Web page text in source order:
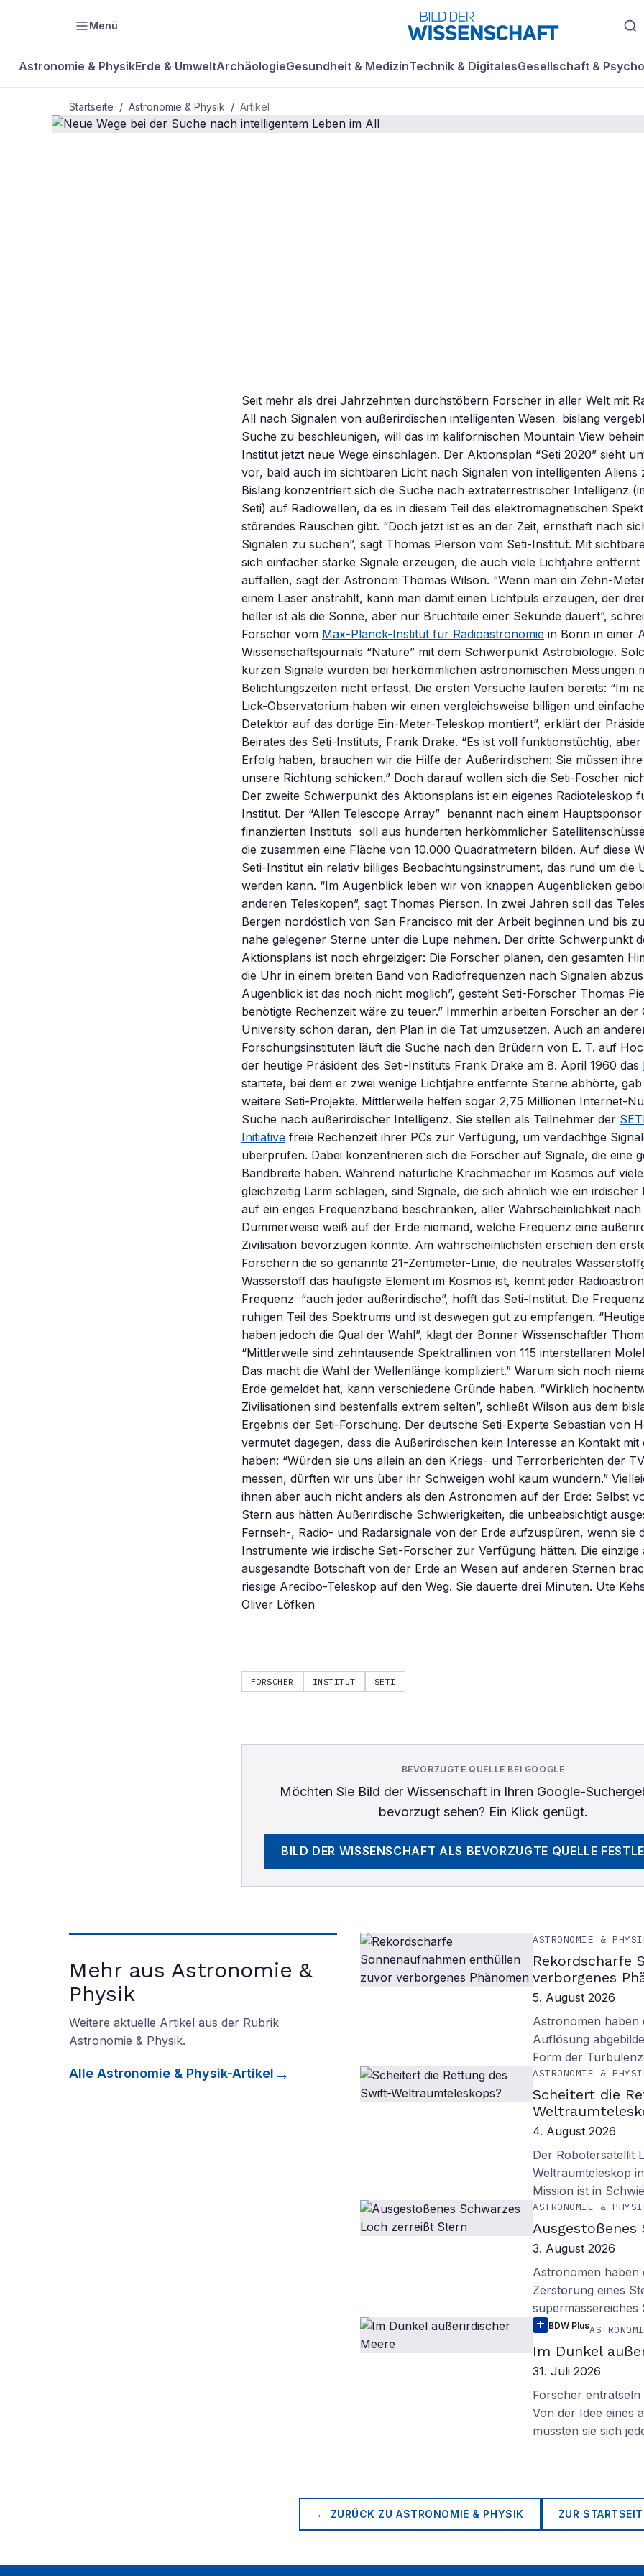
Menü
Astronomie & PhysikErde & UmweltArchäologieGesundheit & MedizinTechnik & DigitalesGesellschaft &
Startseite / Astronomie & Physik / Artikel
Seit mehr als drei Jahrzehnten durchstöbern Forscher in aller Welt mit
All nach Signalen von außerirdischen intelligenten Wesen  bislang
Suche zu beschleunigen, will das im kalifornischen Mountain View
Institut jetzt neue Wege einschlagen. Der Aktionsplan “Seti 2020” sieht
vor, bald auch im sichtbaren Licht nach Signalen von intelligenten Aliens
Bislang konzentriert sich die Suche nach extraterrestrischer Intelligenz
Seti) auf Radiowellen, da es in diesem Teil des elektromagnetischen
störendes Rauschen gibt. “Doch jetzt ist es an der Zeit, ernsthaft nach
Signalen zu suchen”, sagt Thomas Pierson vom Seti-Institut. Mit
sich einfacher starke Signale erzeugen, die auch viele Lichtjahre entfernt
auffallen, sagt der Astronom Thomas Wilson. “Wenn man ein Zehn-
einem Laser anstrahlt, kann man damit einen Lichtpuls erzeugen, der
heller ist als die Sonne, aber nur Bruchteile einer Sekunde dauert”,
Forscher vom Max-Planck-Institut für Radioastronomie in Bonn in einer
Wissenschaftsjournals “Nature” mit dem Schwerpunkt Astrobiologie.
kurzen Signale würden bei herkömmlichen astronomischen Messungen
Belichtungszeiten nicht erfasst. Die ersten Versuche laufen bereits: “Im
Lick-Observatorium haben wir einen vergleichsweise billigen und
Detektor auf das dortige Ein-Meter-Teleskop montiert”, erklärt der
Beirates des Seti-Instituts, Frank Drake. “Es ist voll funktionstüchtig,
Erfolg haben, brauchen wir die Hilfe der Außerirdischen: Sie müssen
unsere Richtung schicken.” Doch darauf wollen sich die Seti-Foscher
Der zweite Schwerpunkt des Aktionsplans ist ein eigenes Radioteleskop
Institut. Der “Allen Telescope Array”  benannt nach einem
finanzierten Instituts  soll aus hunderten herkömmlicher
die zusammen eine Fläche von 10.000 Quadratmetern bilden. Auf diese
Seti-Institut ein relativ billiges Beobachtungsinstrument, das rund um die
werden kann. “Im Augenblick leben wir von knappen Augenblicken
anderen Teleskopen”, sagt Thomas Pierson. In zwei Jahren soll das
Bergen nordöstlich von San Francisco mit der Arbeit beginnen und bis
nahe gelegener Sterne unter die Lupe nehmen. Der dritte Schwerpunkt
Aktionsplans ist noch ehrgeiziger: Die Forscher planen, den gesamten
die Uhr in einem breiten Band von Radiofrequenzen nach Signalen
Augenblick ist das noch nicht möglich”, gesteht Seti-Forscher Thomas
benötigte Rechenzeit wäre zu teuer.” Immerhin arbeiten Forscher an der
University schon daran, den Plan in die Tat umzusetzen. Auch an
Forschungsinstituten läuft die Suche nach den Brüdern von E. T. auf
der heutige Präsident des Seti-Instituts Frank Drake am 8. April 1960 das
startete, bei dem er zwei wenige Lichtjahre entfernte Sterne abhörte,
weitere Seti-Projekte. Mittlerweile helfen sogar 2,75 Millionen Internet-
Suche nach außerirdischer Intelligenz. Sie stellen als Teilnehmer der
Initiative freie Rechenzeit ihrer PCs zur Verfügung, um verdächtige
überprüfen. Dabei konzentrieren sich die Forscher auf Signale, die eine
Bandbreite haben. Während natürliche Krachmacher im Kosmos auf
gleichzeitig Lärm schlagen, sind Signale, die sich ähnlich wie ein irdischer
auf ein enges Frequenzband beschränken, aller Wahrscheinlichkeit
Dummerweise weiß auf der Erde niemand, welche Frequenz eine
Zivilisation bevorzugen könnte. Am wahrscheinlichsten erschien den
Forschern die so genannte 21-Zentimeter-Linie, die neutrales
Wasserstoff das häufigste Element im Kosmos ist, kennt jeder
Frequenz  “auch jeder außerirdische”, hofft das Seti-Institut. Die
ruhigen Teil des Spektrums und ist deswegen gut zu empfangen.
haben jedoch die Qual der Wahl”, klagt der Bonner Wissenschaftler
“Mittlerweile sind zehntausende Spektrallinien von 115 interstellaren
Das macht die Wahl der Wellenlänge kompliziert.” Warum sich noch
Erde gemeldet hat, kann verschiedene Gründe haben. “Wirklich
Zivilisationen sind bestenfalls extrem selten”, schließt Wilson aus dem
Ergebnis der Seti-Forschung. Der deutsche Seti-Experte Sebastian von
vermutet dagegen, dass die Außerirdischen kein Interesse an Kontakt
haben: “Würden sie uns allein an den Kriegs- und Terrorberichten der
messen, dürften wir uns über ihr Schweigen wohl kaum wundern.”
ihnen aber auch nicht anders als den Astronomen auf der Erde: Selbst
Stern aus hätten Außerirdische Schwierigkeiten, die unbeabsichtigt
Fernseh-, Radio- und Radarsignale von der Erde aufzuspüren, wenn sie
Instrumente wie irdische Seti-Forscher zur Verfügung hätten. Die einzige
ausgesandte Botschaft von der Erde an Wesen auf anderen Sternen
riesige Arecibo-Teleskop auf den Weg. Sie dauerte drei Minuten. Ute
Oliver Löfken
FORSCHER INSTITUT SETI
BEVORZUGTE QUELLE BEI GOOGLE
Möchten Sie Bild der Wissenschaftin Ihren Google-
bevorzugt sehen? Ein Klick genügt.
BILD DER WISSENSCHAFT ALS BEVORZUGTE QUELLE
Mehr aus Astronomie &
Physik
Weitere aktuelle Artikel aus der Rubrik
Astronomie & Physik.
Alle Astronomie & Physik-Artikel
ASTRONOMIE &
Rekordscharfe
verborgenes
5. August 2026
Astronomen
Auflösung
Form der
ASTRONOMIE &
Scheitert die
4. August 2026
Der Robotersatellit
Weltraumteleskop
Mission ist in
ASTRONOMIE &
3. August 2026
Astronomen haben
Zerstörung eines
supermassereiches
BDW Plus
Im Dunkel
31. Juli 2026
Forscher enträtseln
Von der Idee eines
mussten sie sich
← ZURÜCK ZUASTRONOMIE & PHYSIK ZUR